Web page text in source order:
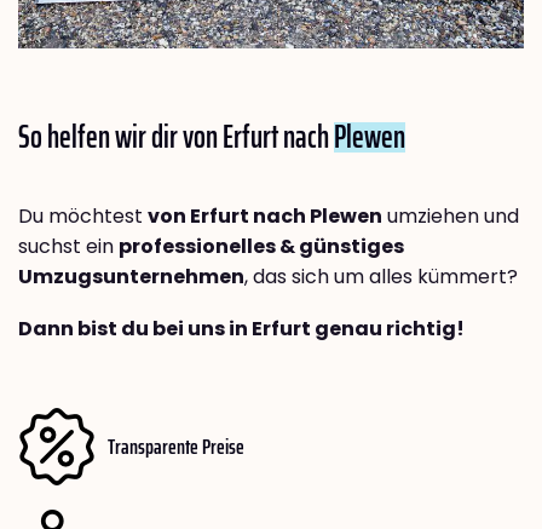
So helfen wir dir von Erfurt nachPlewen
Du möchtest von Erfurt nach Plewen umziehen und
suchst ein professionelles & günstiges
Umzugsunternehmen, das sich um alles kümmert?
Dann bist du bei uns in Erfurt genau richtig!
Transparente Preise